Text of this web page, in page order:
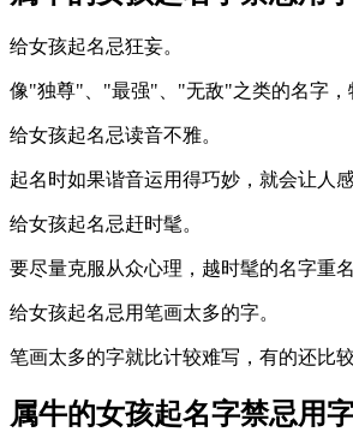
给女孩起名忌狂妄。
像"独尊"、"最强"、"无敌"之类的名字，
给女孩起名忌读音不雅。
起名时如果谐音运用得巧妙，就会让人
给女孩起名忌赶时髦。
要尽量克服从众心理，越时髦的名字重
给女孩起名忌用笔画太多的字。
笔画太多的字就比计较难写，有的还比
属牛的女孩起名字禁忌用